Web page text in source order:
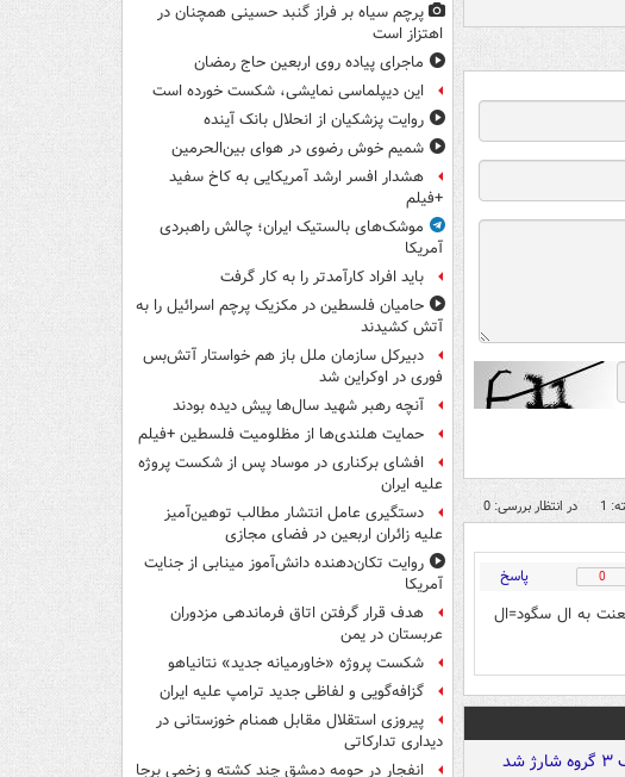
1 در انتظار بررسی: 0
0 پاسخ
به ال سگود=ال
پرچم سیاه بر فراز گنبد حسینی همچنان در
اهتزاز است
ماجرای پیاده روی اربعین حاج رمضان
این دیپلماسی نمایشی، شکست خورده است
روایت پزشکیان از انحلال بانک آینده
شمیم خوش رضوی در هوای بین‌الحرمین
هشدار افسر ارشد آمریکایی به کاخ سفید
+فیلم
موشک‌های بالستیک ایران؛ چالش راهبردی
آمریکا
باید افراد کارآمدتر را به کار گرفت
حامیان فلسطین در مکزیک پرچم اسرائیل را به
آتش کشیدند
دبیرکل سازمان ملل باز هم خواستار آتش‌بس
فوری در اوکراین شد
آنچه رهبر شهید سال‌ها پیش دیده بودند
حمایت هلندی‌ها از مظلومیت فلسطین +فیلم
افشای برکناری در موساد پس از شکست پروژه
علیه ایران
دستگیری عامل انتشار مطالب توهین‌آمیز
علیه زائران اربعین در فضای مجازی
روایت تکان‌دهنده دانش‌آموز مینابی از جنایت
آمریکا
هدف قرار گرفتن اتاق‌ فرماندهی مزدوران
عربستان در یمن
شکست پروژه «خاورمیانه جدید» نتانیاهو
گزافه‌گویی و لفاظی جدید ترامپ علیه ایران
پیروزی استقلال مقابل همنام خوزستانی در
دیداری تدارکاتی
انفجار در حومه دمشق چند کشته و زخمی برجا